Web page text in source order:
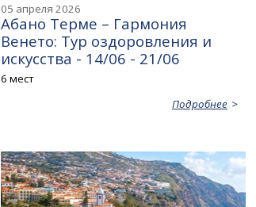
05 апреля 2026
Абано Терме – Гармония
Венето: Тур оздоровления и
искусства - 14/06 - 21/06
6 мест
Подробнее